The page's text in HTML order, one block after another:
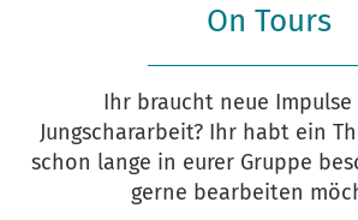
On Tours
Ihr braucht neue Impulse
Jungschararbeit? Ihr habt ein
schon lange in eurer Gruppe
gerne bearbeiten